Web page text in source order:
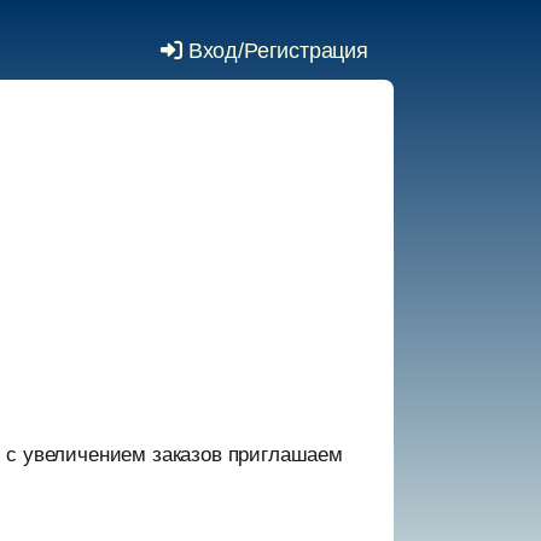
Вход/Регистрация
увеличением заказов приглашаем